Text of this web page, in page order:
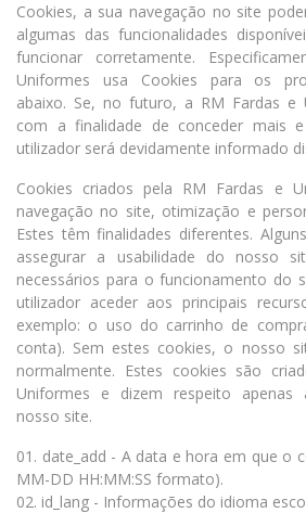
Cookies, a sua navegação no site
algumas das funcionalidades
funcionar corretamente.
Uniformes usa Cookies para os
abaixo. Se, no futuro, a RM Fardas e
com a finalidade de conceder mais
utilizador será devidamente informado
Cookies criados pela RM Fardas e
navegação no site, otimização e
Estes têm finalidades diferentes.
assegurar a usabilidade do nosso
necessários para o funcionamento do
utilizador aceder aos principais
exemplo: o uso do carrinho de
conta). Sem estes cookies, o nosso
normalmente. Estes cookies são
Uniformes e dizem respeito apenas
nosso site.
01. date_add - A data e hora em que o
MM-DD HH:MM:SS formato).
02. id_lang - Informações do idioma